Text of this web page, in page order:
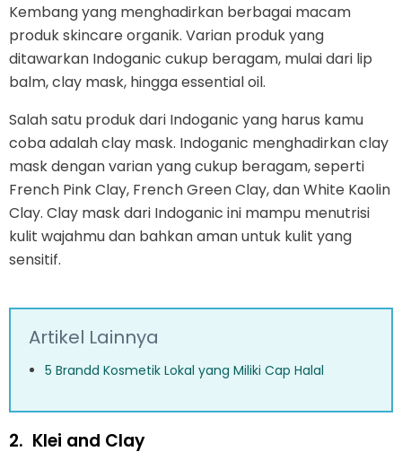
Kembang yang menghadirkan berbagai macam
produk skincare organik. Varian produk yang
ditawarkan Indoganic cukup beragam, mulai dari lip
balm, clay mask, hingga essential oil.
Salah satu produk dari Indoganic yang harus kamu
coba adalah clay mask. Indoganic menghadirkan clay
mask dengan varian yang cukup beragam, seperti
French Pink Clay, French Green Clay, dan White Kaolin
Clay. Clay mask dari Indoganic ini mampu menutrisi
kulit wajahmu dan bahkan aman untuk kulit yang
sensitif.
Artikel Lainnya
5 Brandd Kosmetik Lokal yang Miliki Cap Halal
2. Klei and Clay